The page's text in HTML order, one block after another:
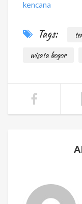
kencana
Tags:
wisata bogor